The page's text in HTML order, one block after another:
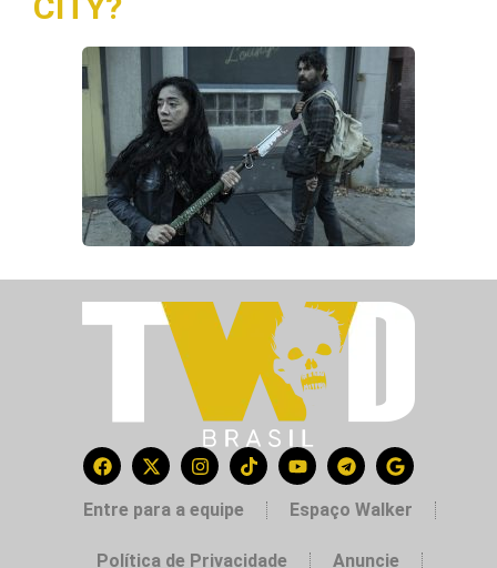
Entre para a equipe Espaço Walker
Política de Privacidade Anuncie